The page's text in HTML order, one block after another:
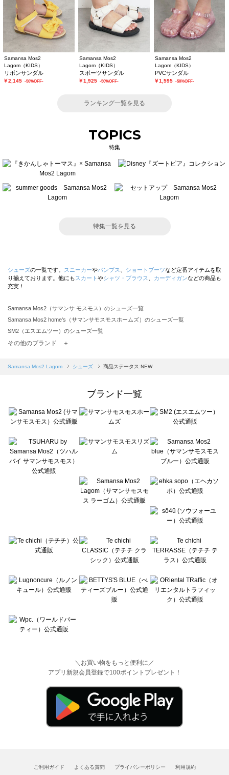
Samansa Mos2
Lagom（KIDS）
リボンサンダル
￥2,145 -50%OFF-
Samansa Mos2
Lagom（KIDS）
スポーツサンダル
￥1,925 -50%OFF-
Samansa Mos2
Lagom（KIDS）
PVCサンダル
￥1,595 -50%OFF-
ランキング一覧を見る
TOPICS
特集
特集一覧を見る
シューズの一覧です。 スニーカーやパンプス ショートブーツなど定番アイテムを取
り揃えております。他にも スカート やシャツ・ブラウス カーディガンなどの商品も
充実！
Samansa Mos2（サマンサ モスモス）のシューズ一覧
Samansa Mos2 home's（サマンサモスモスホームズ）のシューズ一覧
SM2（エスエムツー）のシューズ一覧
TSUHARU by Samansa Mos2（ツハルバイサマンサモスモス）のシューズ一覧
Samansa Mos2 blue（サマンサモスモス ブルー）のシューズ一覧
sō4ū（ソウフォーユー）のシューズ一覧
Te chichi（テチチ）のシューズ一覧
Te chichi CLASSIC（テチチ クラシック）のシューズ一覧
Lugnoncure（ルノンキュール）のシューズ一覧
BETTY'S BLUE（べティーズブルー）のシューズ一覧
Wpc.（ワールドパーティー）のシューズ一覧
その他のブランド ＋
Samansa Mos2 Lagom シューズ 商品ステータス:NEW
ブランド一覧
＼お買い物をもっと便利に／
アプリ新規会員登録で100ポイントプレゼント！
ご利用ガイド よくある質問 プライバシーポリシー 利用規約